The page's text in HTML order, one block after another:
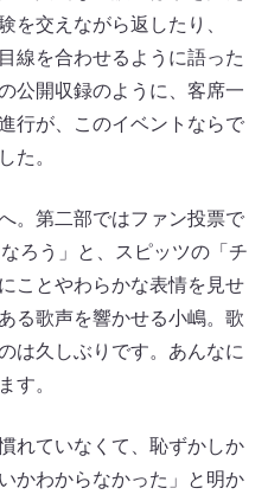
を交えながら返したり、
線を合わせるように語った
公開収録のように、客席一
行が、このイベントならで
た。
。第二部ではファン投票で
ろう」と、スピッツの「チ
ことやわらかな表情を見せ
る歌声を響かせる小嶋。歌
は久しぶりです。あんなに
す。
れていなくて、恥ずかしか
かわからなかった」と明か